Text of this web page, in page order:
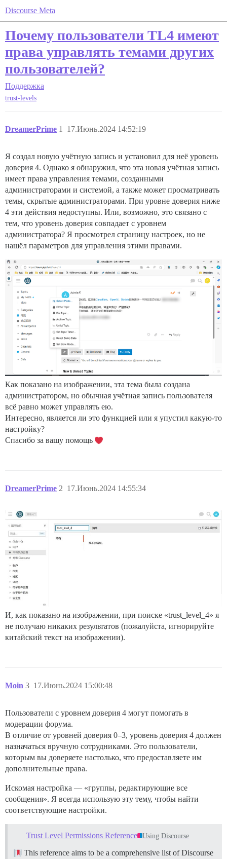
Discourse Meta
Почему пользователи TL4 имеют
права управлять темами других
пользователей?
Поддержка
trust-levels
DreamerPrime 17.Июнь.2024 14:52:19
1
Я создал новую учётную запись и установил для неё уровень
доверия 4. Однако я обнаружил, что эта новая учётная запись
имеет права управления темами, созданными
администраторами и системой, а также может просматривать
темы, скрытые администраторами. При уровне доверия ниже
4 эти действия недоступны. Или, возможно, это связано с
тем, что уровень доверия совпадает с уровнем
администратора? Я просмотрел страницу настроек, но не
нашёл параметров для управления этими правами.
Как показано на изображении, эта тема была создана
администратором, но обычная учётная запись пользователя
всё равно может управлять ею.
Интересно, является ли это функцией или я упустил какую-то
настройку?
Спасибо за вашу помощь
DreamerPrime 17.Июнь.2024 14:55:34
2
И, как показано на изображении, при поиске «trust_level_4» я
не получаю никаких результатов (пожалуйста, игнорируйте
китайский текст на изображении).
Moin 17.Июнь.2024 15:00:48
3
Пользователи с уровнем доверия 4 могут помогать в
модерации форума.
В отличие от уровней доверия 0–3, уровень доверия 4 должен
назначаться вручную сотрудниками. Это пользователи,
которым вы доверяете настолько, что предоставляете им
дополнительные права.
Искомая настройка — «группы, редактирующие все
сообщения». Я всегда использую эту тему, чтобы найти
соответствующие настройки.
Trust Level Permissions Reference Using Discourse
This reference aims to be a comprehensive list of Discourse